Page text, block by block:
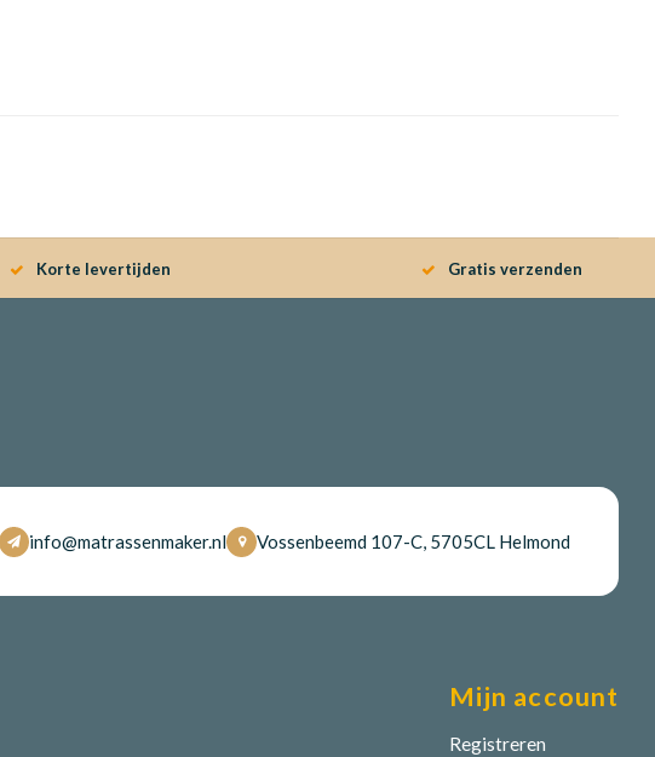
Korte levertijden Gratis verzenden
info@matrassenmaker.nl Vossenbeemd 107-C, 5705CL Helmond
Mijn account
Registreren